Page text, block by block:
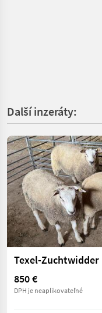
Další inzeráty:
Texel-Zuchtwidder
850 €
DPH je neaplikovateľné